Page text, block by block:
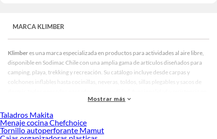
MARCA KLIMBER
Klimberes una marca especializada en productos para actividades al aire libre,
disponible en Sodimac Chile con una amplia gama de artículos diseñados para
camping, playa, trekking y recreación. Su catálogo incluye desde carpas y
colchones inflables hasta cocinillas, neveras, toldos, sillas plegables y sacos de
se ha consolidado como una opción confiable para
duraderos, diseño práctico y precios accesibles.
Marca Klimber:
Mostrar más
Taladros Makita
Menaje cocina Chefchoice
Tornillo autoperforante Mamut